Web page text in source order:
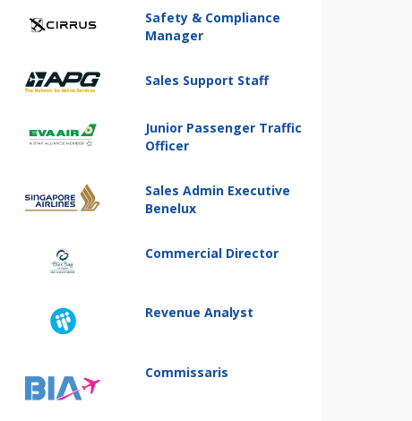
Safety & Compliance
Manager
Sales Support Staff
Junior Passenger Traffic
Officer
Sales Admin Executive
Benelux
Commercial Director
Revenue Analyst
Commissaris